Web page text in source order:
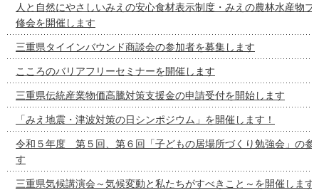
人と自然にやさしいみえの安心食材表示制度・みえの農林水産物ブ
修会を開催します
三重県タイインバウンド商談会の参加者を募集します
こころのバリアフリーセミナーを開催します
三重県伝統産業物価高騰対策支援金の申請受付を開始します
「みえ地震・津波対策の日シンポジウム」を開催します！
令和５年度 第５回、第６回「子どもの居場所づくり勉強会」の参
す
三重県気候講演会～気候変動と私たちがすべきこと～を開催します